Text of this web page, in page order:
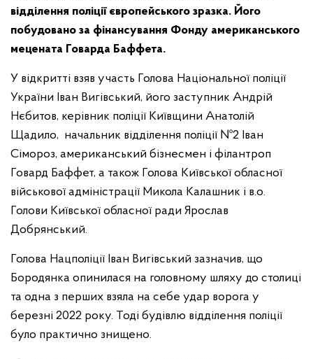
відділення поліції європейського зразка. Його
побудовано за фінансування Фонду американського
мецената Говарда Баффета.
У відкритті взяв участь Голова Національної поліції
України Іван Вигівський, його заступник Андрій
Нєбитов, керівник поліції Київщини Анатолій
Щадило, начальник відділення поліції №2 Іван
Сімороз, американський бізнесмен і філантроп
Говард Баффет, а також Голова Київської обласної
військової адміністрації Микола Калашник і в.о.
Голови Київської обласної ради Ярослав
Добрянський.
Голова Нацполіції Іван Вигівський зазначив, що
Бородянка опинилася на головному шляху до столиці
та одна з перших взяла на себе удар ворога у
березні 2022 року. Тоді будівлю відділення поліції
було практично знищено.